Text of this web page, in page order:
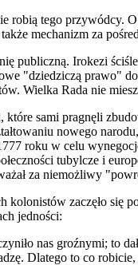
tego przywódcy.
mechanizm za
publiczną. Irokezi
"dziedziczą prawo"
Wielka Rada nie
sami pragnęli
nowego
roku w celu
i tubylcze i
za niemożliwy
zaczęło się
jedności:
nas groźnymi; to
Dlatego to co